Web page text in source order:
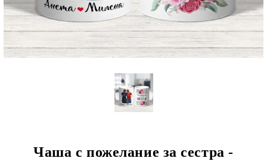
Чаша с пожелание за сестра -